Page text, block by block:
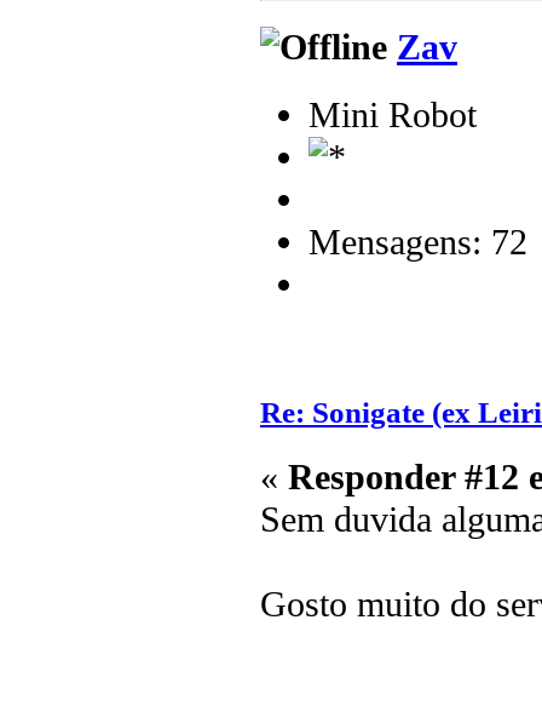
Zav
Mini Robot
Mensagens: 72
Re: Sonigate (ex
« Responder #12
Sem duvida
Gosto muito do